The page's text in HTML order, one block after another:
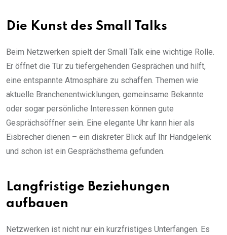
Die Kunst des Small Talks
Beim Netzwerken spielt der Small Talk eine wichtige Rolle.
Er öffnet die Tür zu tiefergehenden Gesprächen und hilft,
eine entspannte Atmosphäre zu schaffen. Themen wie
aktuelle Branchenentwicklungen, gemeinsame Bekannte
oder sogar persönliche Interessen können gute
Gesprächsöffner sein. Eine elegante Uhr kann hier als
Eisbrecher dienen – ein diskreter Blick auf Ihr Handgelenk
und schon ist ein Gesprächsthema gefunden.
Langfristige Beziehungen
aufbauen
Netzwerken ist nicht nur ein kurzfristiges Unterfangen. Es